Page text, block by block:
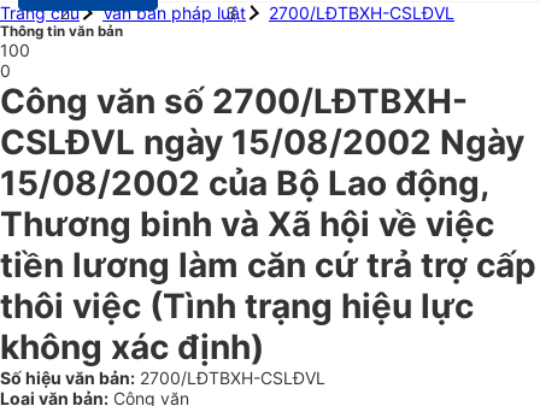
Trang chủ
Văn bản pháp luật 2700/LĐTBXH-CSLĐVL
Thông tin văn bản
100
0
Công văn số 2700/LĐTBXH-
CSLĐVL ngày 15/08/2002 Ngày
15/08/2002 của Bộ Lao động,
Thương binh và Xã hội về việc
tiền lương làm căn cứ trả trợ cấp
thôi việc (Tình trạng hiệu lực
không xác định)
Số hiệu văn bản: 2700/LĐTBXH-CSLĐVL
Loại văn bản: Công văn